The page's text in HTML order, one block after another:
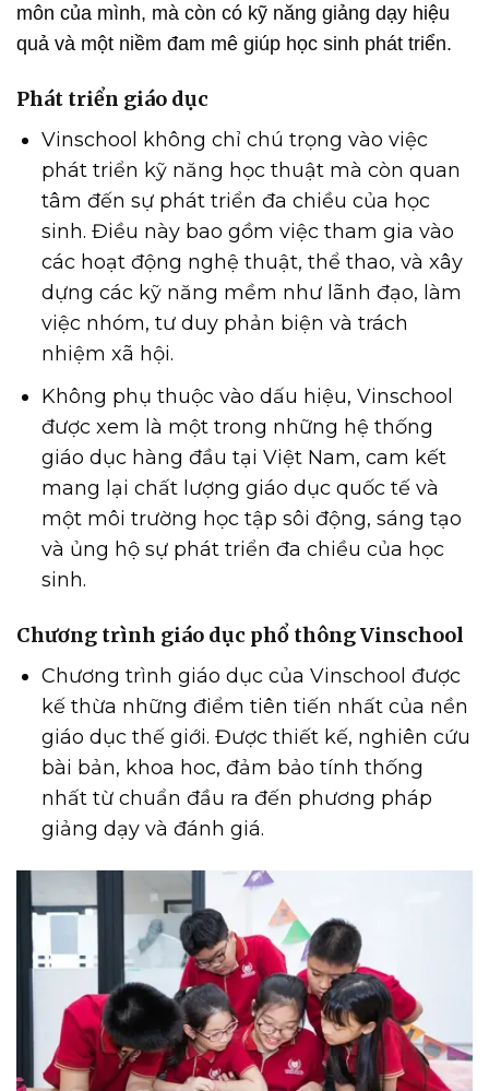
môn của mình, mà còn có kỹ năng giảng dạy hiệu
quả và một niềm đam mê giúp học sinh phát triển.
Phát triển giáo dục
Vinschool không chỉ chú trọng vào việc
phát triển kỹ năng học thuật mà còn quan
tâm đến sự phát triển đa chiều của học
sinh. Điều này bao gồm việc tham gia vào
các hoạt động nghệ thuật, thể thao, và xây
dựng các kỹ năng mềm như lãnh đạo, làm
việc nhóm, tư duy phản biện và trách
nhiệm xã hội.
Không phụ thuộc vào dấu hiệu, Vinschool
được xem là một trong những hệ thống
giáo dục hàng đầu tại Việt Nam, cam kết
mang lại chất lượng giáo dục quốc tế và
một môi trường học tập sôi động, sáng tạo
và ủng hộ sự phát triển đa chiều của học
sinh.
Chương trình giáo dục phổ thông Vinschool
Chương trình giáo dục của Vinschool được
kế thừa những điểm tiên tiến nhất của nền
giáo dục thế giới. Được thiết kế, nghiên cứu
bài bản, khoa hoc, đảm bảo tính thống
nhất từ chuẩn đầu ra đến phương pháp
giảng dạy và đánh giá.